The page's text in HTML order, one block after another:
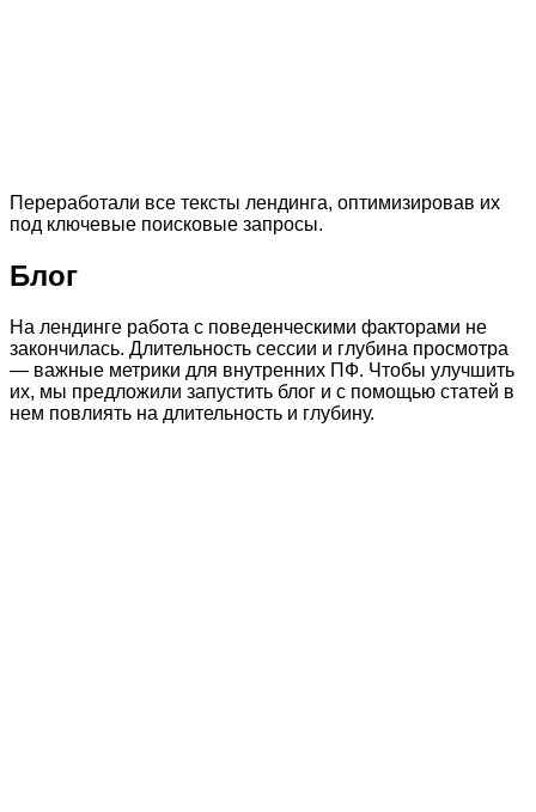
Переработали все тексты лендинга, оптимизировав их
под ключевые поисковые запросы.
Блог
На лендинге работа с поведенческими факторами не
закончилась. Длительность сессии и глубина просмотра
— важные метрики для внутренних ПФ. Чтобы улучшить
их, мы предложили запустить блог и с помощью статей в
нем повлиять на длительность и глубину.